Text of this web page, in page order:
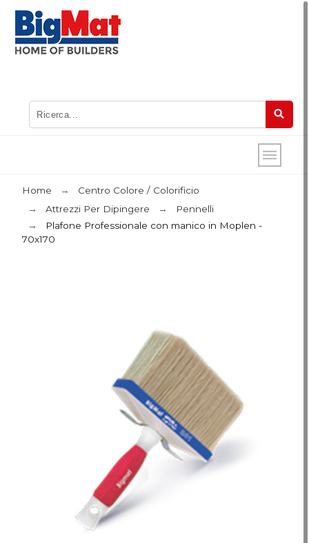
Home
Centro Colore / Colorificio
Attrezzi Per Dipingere
Pennelli
Plafone Professionale con manico in Moplen -
70x170